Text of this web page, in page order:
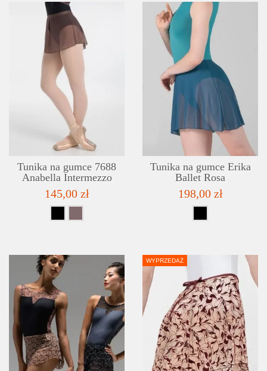
LISTA ŻYCZEŃ
SZCZEGÓŁY
Tunika na gumce 7688
Anabella Intermezzo
145,00 zł
Tunika na gumce Erika
Ballet Rosa
198,00 zł
LISTA ŻYCZEŃ
SZCZEGÓŁY
WYPRZEDAŻ